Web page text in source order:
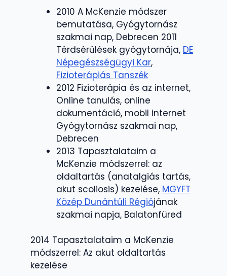
2010 A McKenzie módszer
bemutatása, Gyógytornász
szakmai nap, Debrecen 2011
Térdsérülések gyógytornája, DE
Népegészségügyi Kar,
Fizioterápiás Tanszék
2012 Fizioterápia és az internet,
Online tanulás, online
dokumentáció, mobil internet
Gyógytornász szakmai nap,
Debrecen
2013 Tapasztalataim a
McKenzie módszerrel: az
oldaltartás (anatalgiás tartás,
akut scoliosis) kezelése, MGYFT
Közép Dunántúli Régiójának
szakmai napja, Balatonfüred
2014 Tapasztalataim a McKenzie
módszerrel: Az akut oldaltartás
kezelése